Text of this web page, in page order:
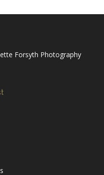
Forsyth Photography